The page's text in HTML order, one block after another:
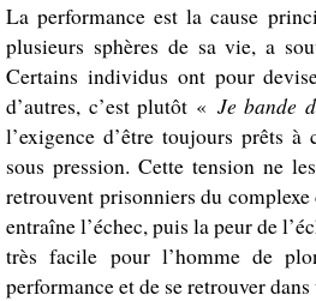
La performance est la cause
plusieurs sphères de sa vie, a
Certains individus ont pour
d’autres, c’est plutôt « Je bande
l’exigence d’être toujours prêts
sous pression. Cette tension ne
retrouvent prisonniers du
entraîne l’échec, puis la peur de
très facile pour l’homme de
performance et de se retrouver